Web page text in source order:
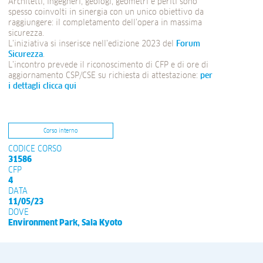
spesso coinvolti in sinergia con un unico obiettivo da
raggiungere: il completamento dell’opera in massima
sicurezza.
L’iniziativa si inserisce nell’edizione 2023 del
Forum
Sicurezza
L’incontro prevede il riconoscimento di CFP e di ore di
aggiornamento CSP/CSE su richiesta di attestazione: per
i dettagli clicca qui
Corso interno
CODICE CORSO
31586
CFP
4
DATA
11/05/23
DOVE
Environment Park, Sala Kyoto